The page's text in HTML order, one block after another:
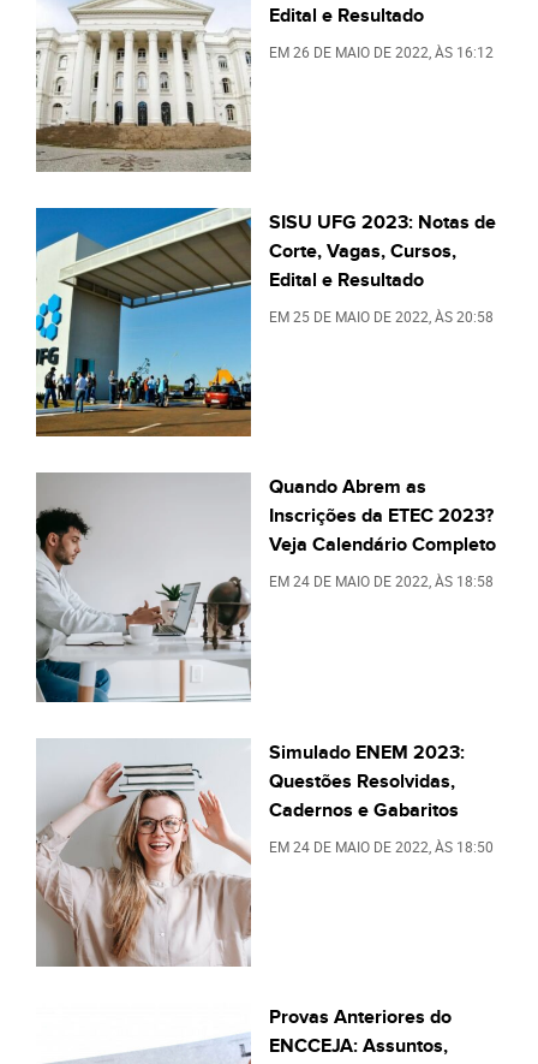
Edital e Resultado
EM26 DE MAIO DE 2022 , ÀS 16:12
SISU UFG 2023: Notas de
Corte, Vagas, Cursos,
Edital e Resultado
EM25 DE MAIO DE 2022 , ÀS20:58
Quando Abrem as
Inscrições da ETEC 2023?
Veja Calendário Completo
EM24 DE MAIO DE 2022, ÀS 18:58
Simulado ENEM 2023:
Questões Resolvidas,
Cadernos e Gabaritos
EM24 DE MAIO DE 2022 , ÀS 18:50
Provas Anteriores do
ENCCEJA: Assuntos,